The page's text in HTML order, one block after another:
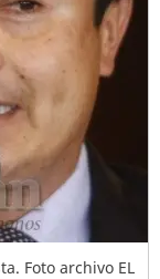
Foto archivo EL